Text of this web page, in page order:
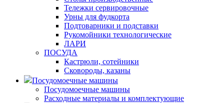
Тележки сервировочные
Урны для фудкорта
Подтоварники и подставки
Рукомойники технологические
ЛАРИ
ПОСУДА
Кастрюли, сотейники
Сковороды, казаны
Посудомоечные машины
Посудомоечные машины
Расходные материалы и комплектующие